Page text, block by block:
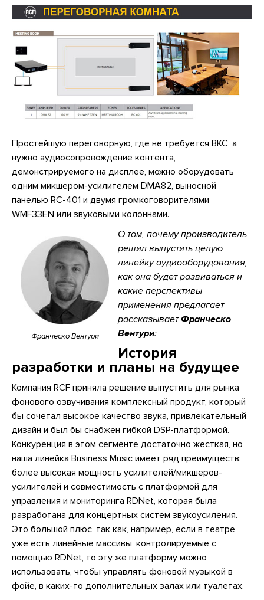
Простейшую переговорную, где не требуется ВКС, а
нужно аудиосопровождение контента,
демонстрируемого на дисплее, можно оборудовать
одним микшером-усилителем DMA82, выносной
панелью RC-401 и двумя громкоговорителями
WMF33EN или звуковыми колоннами.
Франческо Вентури
О том, почему производитель
решил выпустить целую
линейку аудиооборудования,
как она будет развиваться и
какие перспективы
применения предлагает
рассказываетФранческо
Вентури:
История
разработки и планы на будущее
Компания RCF приняла решение выпустить для рынка
фонового озвучивания комплексный продукт, который
бы сочетал высокое качество звука, привлекательный
дизайн и был бы снабжен гибкой DSP-платформой.
Конкуренция в этом сегменте достаточно жесткая, но
наша линейка Business Music имеет ряд преимуществ:
более высокая мощность усилителей/микшеров-
усилителей и совместимость с платформой для
управления и мониторинга RDNet, которая была
разработана для концертных систем звукоусиления.
Это большой плюс, так как, например, если в театре
уже есть линейные массивы, контролируемые с
помощью RDNet, то эту же платформу можно
использовать, чтобы управлять фоновой музыкой в
фойе, в каких-то дополнительных залах или туалетах.